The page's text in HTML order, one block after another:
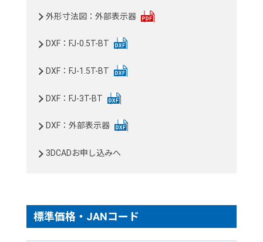
外形寸法図：外部表示器
DXF：FJ-0.5T-BT
DXF：FJ-1.5T-BT
DXF：FJ-3T-BT
DXF：外部表示器
3DCADお申し込みへ
標準価格・JANコード